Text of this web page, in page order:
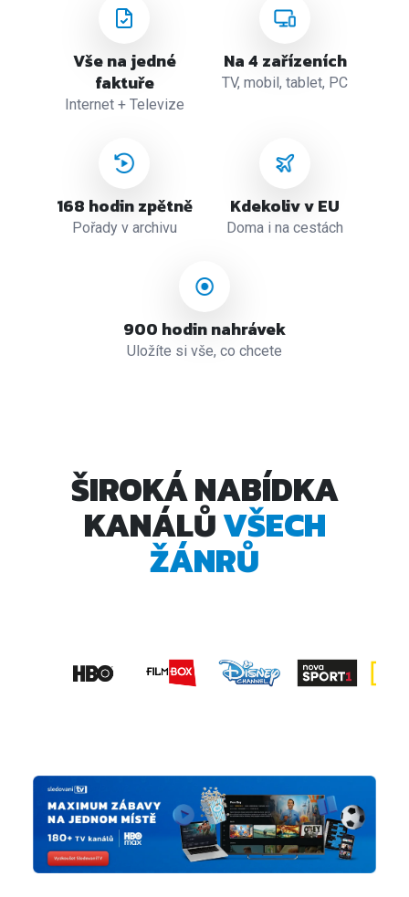
Vše na jedné
faktuře
Internet + Televize
Na 4 zařízeních
TV, mobil, tablet, PC
168 hodin zpětně
Pořady v archivu
Kdekoliv v EU
Doma i na cestách
900 hodin nahrávek
Uložíte si vše, co chcete
ŠIROKÁ NABÍDKA
KANÁLŮVŠECH
ŽÁNRŮ